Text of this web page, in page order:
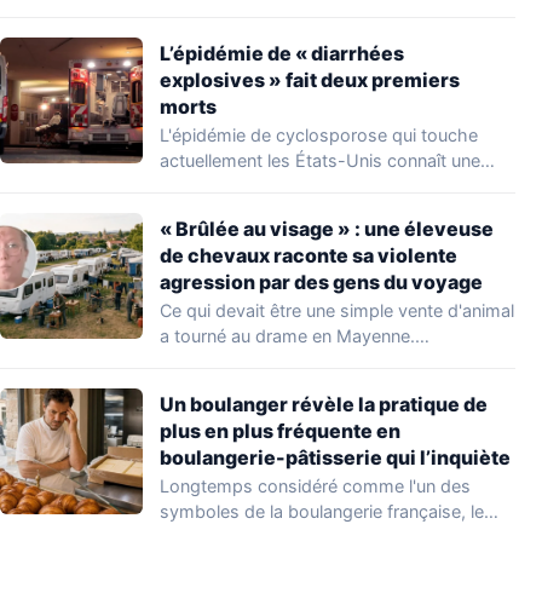
L’épidémie de « diarrhées
explosives » fait deux premiers
morts
L'épidémie de cyclosporose qui touche
actuellement les États-Unis connaît une
« Brûlée au visage » : une éleveuse
de chevaux raconte sa violente
agression par des gens du voyage
Ce qui devait être une simple vente d'animal
a tourné au drame en Mayenne.…
Un boulanger révèle la pratique de
plus en plus fréquente en
boulangerie-pâtisserie qui l’inquiète
Longtemps considéré comme l'un des
symboles de la boulangerie française, le